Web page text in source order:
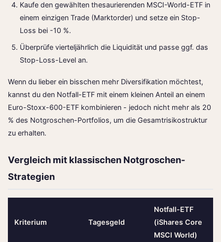
Kaufe den gewählten thesaurierenden MSCI-World-ETF in
einem einzigen Trade (Marktorder) und setze ein Stop-
Loss bei -10 %.
Überprüfe vierteljährlich die Liquidität und passe ggf. das
Stop-Loss-Level an.
Wenn du lieber ein bisschen mehr Diversifikation möchtest,
kannst du den Notfall-ETF mit einem kleinen Anteil an einem
Euro-Stoxx-600-ETF kombinieren - jedoch nicht mehr als 20
% des Notgroschen-Portfolios, um die Gesamtrisikostruktur
zu erhalten.
Vergleich mit klassischen Notgroschen-
Strategien
Kriterium Tagesgeld
Notfall-ETF
(iShares Core
MSCI World)